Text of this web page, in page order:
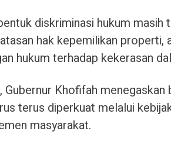
diskriminasi hukum masih
hak kepemilikan properti,
hukum terhadap kekerasan
Gubernur Khofifah
terus diperkuat melalui
masyarakat.